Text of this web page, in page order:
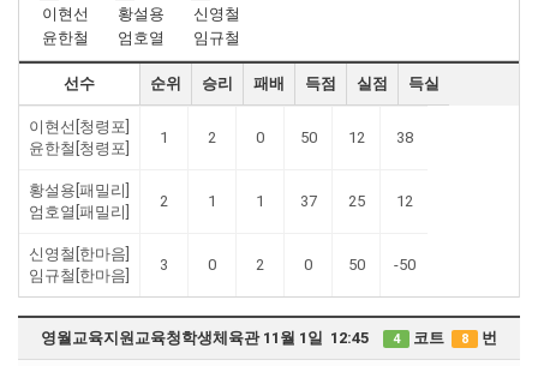
이현선
윤한철
황설용
엄호열
신영철
임규철
선수 순위 승리 패배 득점 실점 득실
이현선[청령포]
윤한철[청령포]
1 2 0 50 12 38
황설용[패밀리]
엄호열[패밀리]
2 1 1 37 25 12
신영철[한마음]
임규철[한마음]
3 0 2 0 50 -50
영월교육지원교육청학생체육관 11월 1일 12:45 4 코트 8 번